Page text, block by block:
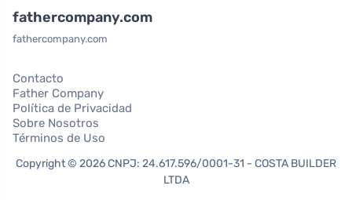
fathercompany.com
fathercompany.com
Contacto
Father Company
Política de Privacidad
Sobre Nosotros
Términos de Uso
Copyright © 2026 CNPJ: 24.617.596/0001-31 - COSTA BUILDER
LTDA